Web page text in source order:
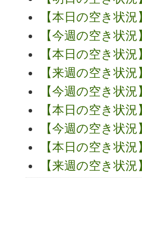
【本日の空き状況
【今週の空き状況
【本日の空き状況
【来週の空き状況
【今週の空き状況
【本日の空き状況
【今週の空き状況
【本日の空き状況
【来週の空き状況